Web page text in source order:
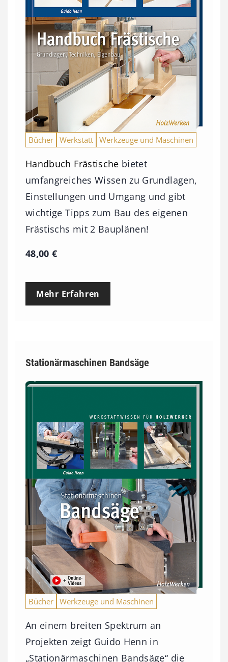
Bücher Werkstatt Werkzeuge und Maschinen
Handbuch Frästische bietet
umfangreiches Wissen zu Grundlagen,
Einstellungen und Umgang und gibt
wichtige Tipps zum Bau des eigenen
Frästischs mit 2 Bauplänen!
48,00€
Mehr Erfahren
Stationärmaschinen Bandsäge
Bücher Werkzeuge und Maschinen
An einem breiten Spektrum an
Projekten zeigt Guido Henn in
„Stationärmaschinen Bandsäge“ die